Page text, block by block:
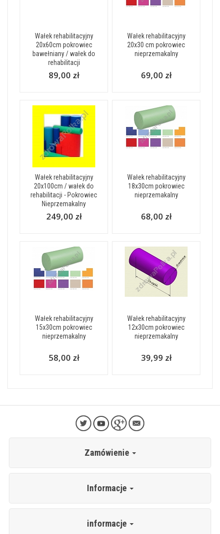
Wałek rehabilitacyjny
20x60cm pokrowiec
bawełniany / wałek do
rehabilitacji
89,00 zł
Wałek rehabilitacyjny
20x30 cm pokrowiec
nieprzemakalny
69,00 zł
Wałek rehabilitacyjny
20x100cm / wałek do
rehabilitacji - Pokrowiec
Nieprzemakalny
249,00 zł
Wałek rehabilitacyjny
18x30cm pokrowiec
nieprzemakalny
68,00 zł
Wałek rehabilitacyjny
15x30cm pokrowiec
nieprzemakalny
58,00 zł
Wałek rehabilitacyjny
12x30cm pokrowiec
nieprzemakalny
39,99 zł
Zamówienie
Informacje
informacje